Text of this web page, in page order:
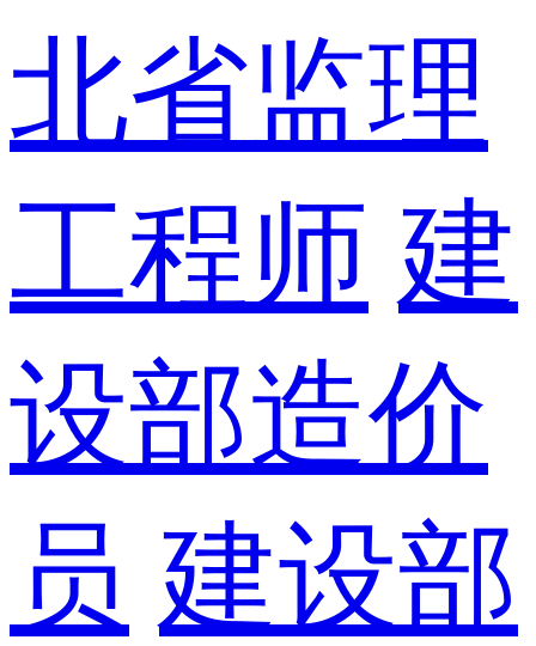
北省监理
工程师 建
设部造价
员 建设部